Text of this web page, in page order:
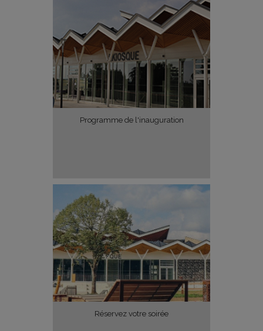
Programme de l'inauguration
Réservez votre soirée